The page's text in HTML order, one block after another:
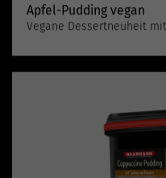
Apfel-Pudding vegan
Vegane Dessertneuheit